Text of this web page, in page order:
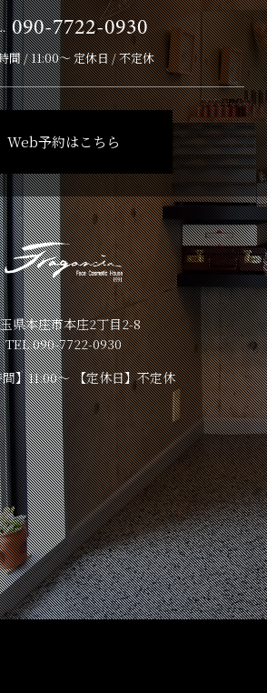
090-7722-0930
間 / 11:00～ 定休日 / 不定休
Web予約はこちら
県本庄市本庄2丁目2-8
TEL.090-7722-0930
】11:00～ 【定休日】不定休